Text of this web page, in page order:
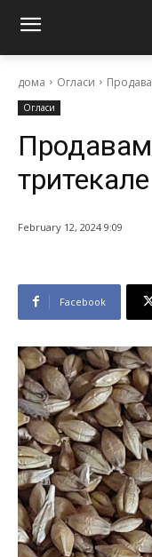
дома Огласи
Огласи
February 12, 2024 9:09
Facebook